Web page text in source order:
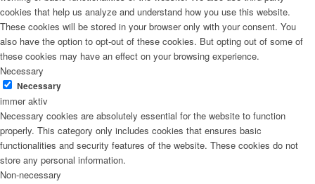
cookies that help us analyze and understand how you use this website.
These cookies will be stored in your browser only with your consent. You
also have the option to opt-out of these cookies. But opting out of some of
these cookies may have an effect on your browsing experience.
Necessary
Necessary
immer aktiv
Necessary cookies are absolutely essential for the website to function
properly. This category only includes cookies that ensures basic
functionalities and security features of the website. These cookies do not
store any personal information.
Non-necessary